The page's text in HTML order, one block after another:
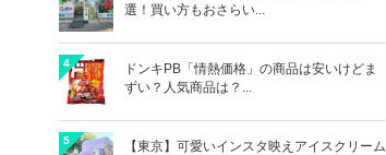
選！買い方もおさらい...
4
ドンキPB「情熱価格」の商品は安いけどま
ずい？人気商品は？...
5
【東京】可愛いインスタ映えアイスクリーム